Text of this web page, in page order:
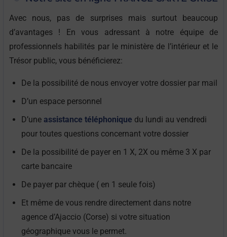
Avec nous, pas de surprises mais surtout beaucoup
d’avantages ! En vous adressant à notre équipe de
professionnels habilités par le ministère de l’intérieur et le
Trésor public, vous bénéficierez:
De la possibilité de nous envoyer votre dossier par mail
D’un espace personnel
D’une assistance téléphonique du lundi au vendredi
pour toutes questions concernant votre dossier
De la possibilité de payer en 1 X, 2X ou même 3 X par
carte bancaire
De payer par chèque ( en 1 seule fois)
Et même de vous rendre directement dans notre
agence d’Ajaccio (Corse) si votre situation
géographique vous le permet.